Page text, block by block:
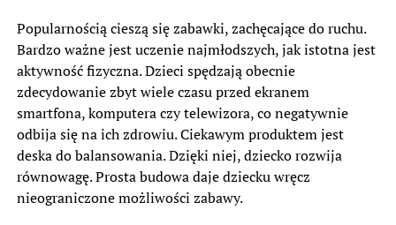
Popularnością cieszą się zabawki, zachęcające do ruchu.
Bardzo ważne jest uczenie najmłodszych, jak istotna jest
aktywność fizyczna. Dzieci spędzają obecnie
zdecydowanie zbyt wiele czasu przed ekranem
smartfona, komputera czy telewizora, co negatywnie
odbija się na ich zdrowiu. Ciekawym produktem jest
deska do balansowania. Dzięki niej, dziecko rozwija
równowagę. Prosta budowa daje dziecku wręcz
nieograniczone możliwości zabawy.